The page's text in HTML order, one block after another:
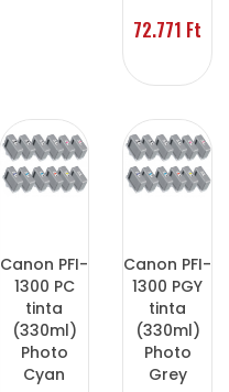
72.771 Ft
Canon PFI-
1300 PC
tinta
(330ml)
Photo
Cyan
Canon PFI-
1300 PGY
tinta
(330ml)
Photo
Grey